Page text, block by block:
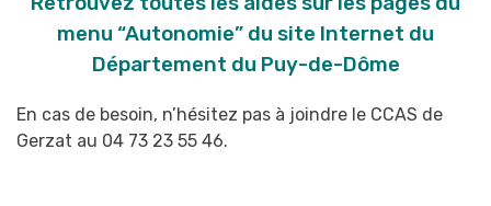
menu “Autonomie” du site Internet du
Département du Puy-de-Dôme
En cas de besoin, n’hésitez pas à joindre le CCAS de
Gerzat au 04 73 23 55 46.